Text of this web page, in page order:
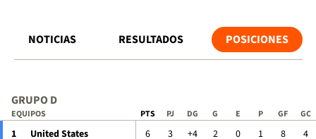
NOTICIAS RESULTADOS POSICIONES
GRUPO D
EQUIPOS PTS PJ DG G E P GF GC
1 United States 6 3 +4 2 0 1 8
4